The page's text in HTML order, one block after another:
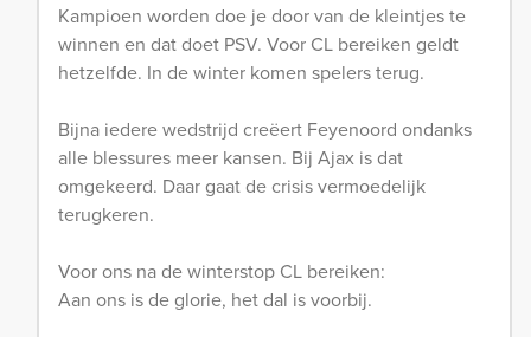
Kampioen worden doe je door van de kleintjes te
winnen en dat doet PSV. Voor CL bereiken geldt
hetzelfde. In de winter komen spelers terug.
Bijna iedere wedstrijd creëert Feyenoord ondanks
alle blessures meer kansen. Bij Ajax is dat
omgekeerd. Daar gaat de crisis vermoedelijk
terugkeren.
Voor ons na de winterstop CL bereiken:
Aan ons is de glorie, het dal is voorbij.